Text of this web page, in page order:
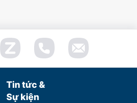
Tin tức &
Sự kiện